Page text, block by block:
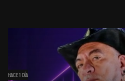
HACE 1 DÍA